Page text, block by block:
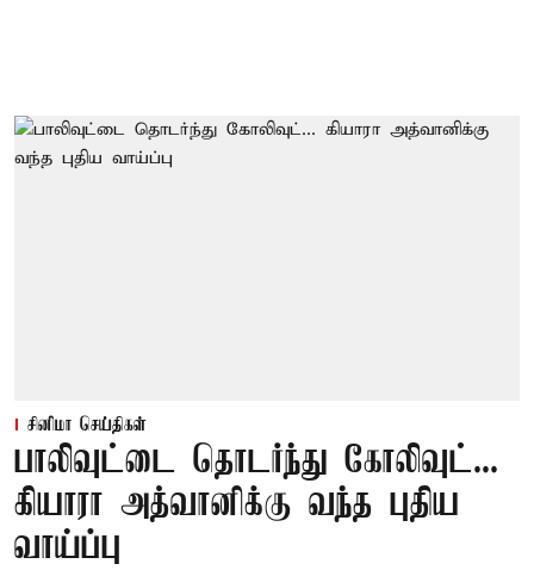
சினிமா செய்திகள்
பாலிவுட்டை தொடர்ந்து கோலிவுட்...
கியாரா அத்வானிக்கு வந்த புதிய
வாய்ப்பு